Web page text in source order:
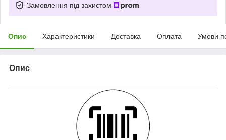
Замовлення під захистом
Опис Характеристики Доставка Оплата Умови
Опис